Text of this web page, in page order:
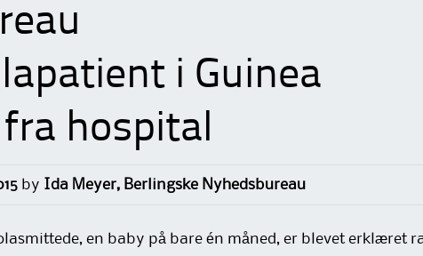
i Guinea
hospital
by Ida Meyer, Berlingske Nyhedsbureau
en baby på bare én måned, er blevet erklæret